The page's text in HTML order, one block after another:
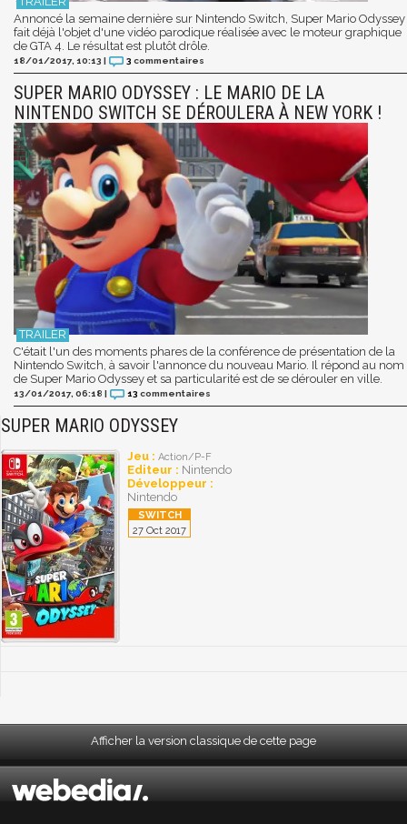
Annoncé la semaine dernière sur Nintendo Switch, Super Mario Odyssey
fait déjà l'objet d'une vidéo parodique réalisée avec le moteur graphique
de GTA 4. Le résultat est plutôt drôle.
18/01/2017, 10:13 | 3 commentaires
SUPER MARIO ODYSSEY : LE MARIO DE LA
NINTENDO SWITCH SE DÉROULERA À NEW YORK !
C'était l'un des moments phares de la conférence de présentation de la
Nintendo Switch, à savoir l'annonce du nouveau Mario. Il répond au nom
de Super Mario Odyssey et sa particularité est de se dérouler en ville.
13/01/2017, 06:18 | 13 commentaires
SUPER MARIO ODYSSEY
Jeu : Action/P-F
Editeur : Nintendo
Développeur :
Nintendo
27 Oct 2017
Afficher la version classique de cette page